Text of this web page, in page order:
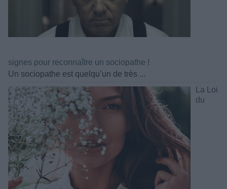
signes pour reconnaître un sociopathe !
Un sociopathe est quelqu’un de très ...
La Loi
du